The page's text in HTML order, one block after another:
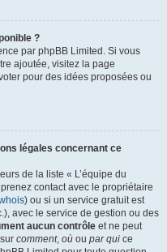
?
par phpBB Limited. Si vous
ajoutée, visitez la page
pour des idées proposées ou
légales concernant ce
de la liste « L’équipe du
contact avec le propriétaire
) ou si un service gratuit est
avec le service de gestion ou des
aucun contrôle et ne peut
comment, où ou par qui ce